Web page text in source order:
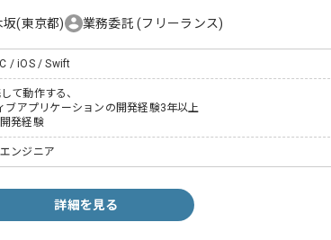
坂(東京都) 業務委託(フリーランス)
/ iOS / Swift
て動作する、
アプリケーションの開発経験3年以上
発経験
ンジニア
詳細を見る